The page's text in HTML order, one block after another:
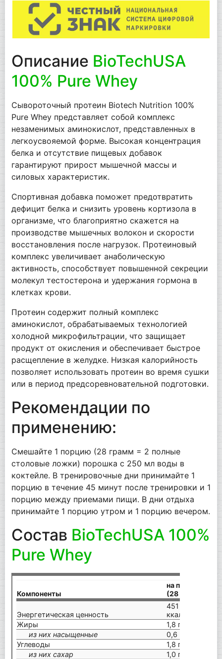
Описание BioTechUSA
100% Pure Whey
Сывороточный протеин Biotech Nutrition 100%
Pure Whey представляет собой комплекс
незаменимых аминокислот, представленных в
легкоусвояемой форме. Высокая концентрация
белка и отсутствие пищевых добавок
гарантируют прирост мышечной массы и
силовых характеристик.
Спортивная добавка поможет предотвратить
дефицит белка и снизить уровень кортизола в
организме, что благоприятно скажется на
производстве мышечных волокон и скорости
восстановления после нагрузок. Протеиновый
комплекс увеличивает анаболическую
активность, способствует повышенной секреции
молекул тестостерона и удержания гормона в
клетках крови.
Протеин содержит полный комплекс
аминокислот, обрабатываемых технологией
холодной микрофильтрации, что защищает
продукт от окисления и обеспечивает быстрое
расщепление в желудке. Низкая калорийность
позволяет использовать протеин во время сушки
или в период предсоревновательной подготовки.
Рекомендации по
применению:
Смешайте 1 порцию (28 грамм = 2 полные
столовые ложки) порошка с 250 мл воды в
коктейле. В тренировочные дни принимайте 1
порцию в течение 45 минут после тренировки и 1
порцию между приемами пищи. В дни отдыха
принимайте 1 порцию утром и 1 порцию вечером.
Состав BioTechUSA 100%
Pure Whey
Компоненты
на порцию
(28 г)
Энергетическая ценность
451 кДж/107
ккал
Жиры
1,8 г
из них насыщенные
0,6 г
Углеводы
1,8 г
из них сахар
1,0 г